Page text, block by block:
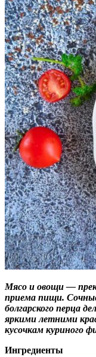
Мясо и овощи —
приема пищи.
болгарского перца
яркими летними
кусочкам куриного
Ингредиенты